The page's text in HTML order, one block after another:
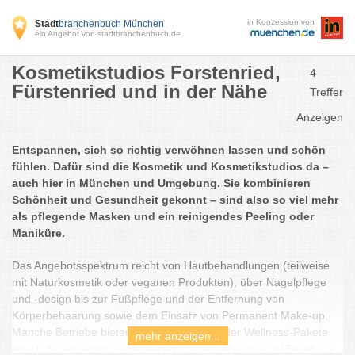
Stadtbranchenbuch München
ein Angebot von stadtbranchenbuch.de
in Konzession von
Kosmetikstudios Forstenried,
Fürstenried und in der Nähe
4
Treffer
Anzeigen
Entspannen, sich so richtig verwöhnen lassen und schön
fühlen. Dafür sind die Kosmetik und Kosmetikstudios da –
auch hier in München und Umgebung. Sie kombinieren
Schönheit und Gesundheit gekonnt – sind also so viel mehr
als pflegende Masken und ein reinigendes Peeling oder
Maniküre.
Das Angebotsspektrum reicht von Hautbehandlungen (teilweise
mit Naturkosmetik oder veganen Produkten), über Nagelpflege
und -design bis zur Fußpflege und der Entfernung von
Körperbehaarung sowie dem Einsatz von Permanent Make-up.
Manche Betriebe bieten auch Massagen oder Wellness-Pakete
an. Und noch wichtiger: eine fachkundige Analyse und Beratung
mehr anzeigen...